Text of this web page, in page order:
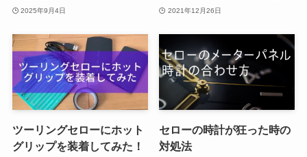
2025年9月4日 2021年12月26日
ツーリングセローにホット
グリップを装着してみた！
セローの時計が狂った時の
対処法